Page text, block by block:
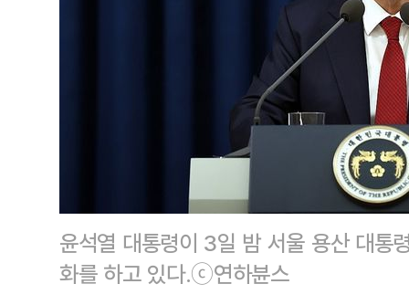
윤석열 대통령이 3일 밤 서울 용산 대통
화를 하고 있다.ⓒ연하뷴스